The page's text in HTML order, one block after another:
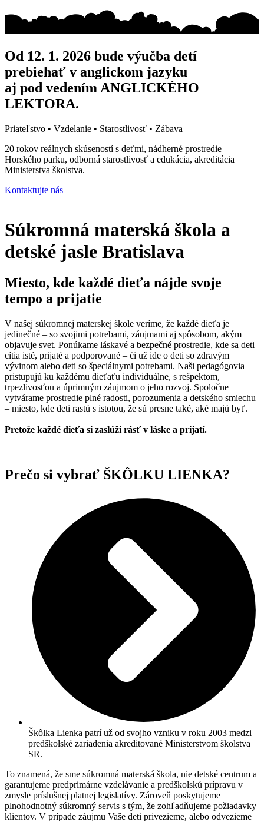
Od 12. 1. 2026 bude výučba detí
prebiehať v anglickom jazyku
aj pod vedením ANGLICKÉHO
LEKTORA.
Priateľstvo • Vzdelanie • Starostlivosť • Zábava
20 rokov reálnych skúseností s deťmi, nádherné prostredie
Horského parku, odborná starostlivosť a edukácia, akreditácia
Ministerstva školstva.
Kontaktujte nás
Súkromná materská škola a
detské jasle Bratislava
Miesto, kde každé dieťa nájde svoje
tempo a prijatie
V našej súkromnej materskej škole veríme, že každé dieťa je
jedinečné – so svojimi potrebami, záujmami aj spôsobom, akým
objavuje svet. Ponúkame láskavé a bezpečné prostredie, kde sa deti
cítia isté, prijaté a podporované – či už ide o deti so zdravým
vývinom alebo deti so špeciálnymi potrebami. Naši pedagógovia
pristupujú ku každému dieťaťu individuálne, s rešpektom,
trpezlivosťou a úprimným záujmom o jeho rozvoj. Spoločne
vytvárame prostredie plné radosti, porozumenia a detského smiechu
– miesto, kde deti rastú s istotou, že sú presne také, aké majú byť.
Pretože každé dieťa si zaslúži rásť v láske a prijatí.
Prečo si vybrať ŠKÔLKU LIENKA?
Škôlka Lienka patrí už od svojho vzniku v roku 2003 medzi
predškolské zariadenia akreditované Ministerstvom školstva
SR.
To znamená, že sme súkromná materská škola, nie detské centrum a
garantujeme predprimárne vzdelávanie a predškolskú prípravu v
zmysle príslušnej platnej legislatívy. Zároveň poskytujeme
plnohodnotný súkromný servis s tým, že zohľadňujeme požiadavky
klientov. V prípade záujmu Vaše deti privezieme, alebo odvezieme